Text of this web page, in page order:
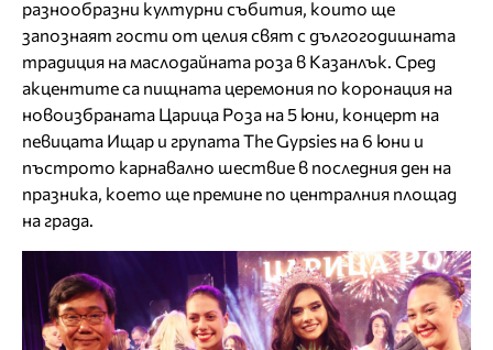
разнообразни културни събития, които ще
запознаят гости от целия свят с дългогодишната
традиция на маслодайната роза в Казанлък. Сред
акцентите са пищната церемония по коронация на
новоизбраната Царица Роза на 5 юни, концерт на
певицата Ищар и групата The Gypsies на 6 юни и
пъстрото карнавално шествие в последния ден на
празника, което ще премине по централния площад
на града.